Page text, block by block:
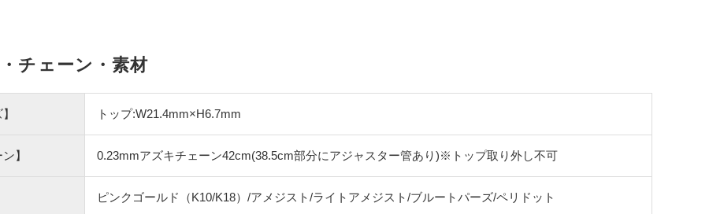
チェーン・素材
トップ:W21.4mm×H6.7mm
】 0.23mmアズキチェーン42cm(38.5cm部分にアジャスター管あり)※トップ取り外し不可
ピンクゴールド（K10/K18）/アメジスト/ライトアメジスト/ブルートパーズ/ペリドット